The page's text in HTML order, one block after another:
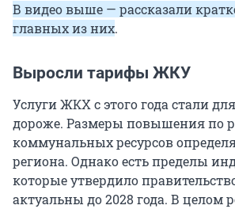
В видео выше — рассказали
главных из них.
Выросли тарифы ЖКУ
Услуги ЖКХ с этого года стали
дороже. Размеры повышения по
коммунальных ресурсов
региона. Однако есть пределы
которые утвердило
актуальны до 2028 года. В целом